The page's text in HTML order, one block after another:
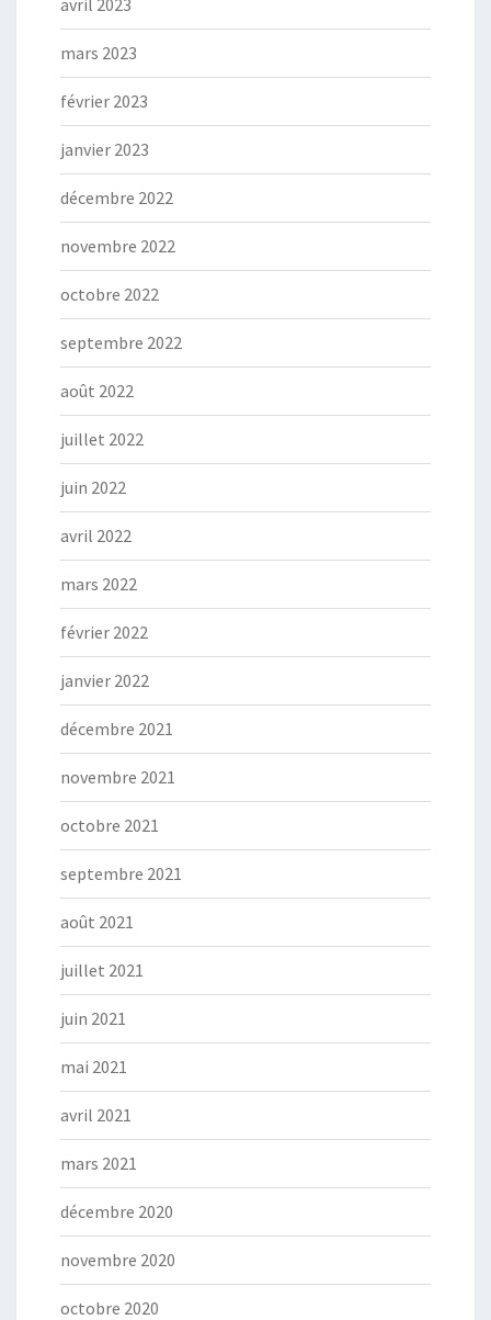
mars 2023
février 2023
janvier 2023
décembre 2022
novembre 2022
octobre 2022
septembre 2022
août 2022
juillet 2022
juin 2022
avril 2022
mars 2022
février 2022
janvier 2022
décembre 2021
novembre 2021
octobre 2021
septembre 2021
août 2021
juillet 2021
juin 2021
mai 2021
avril 2021
mars 2021
décembre 2020
novembre 2020
octobre 2020